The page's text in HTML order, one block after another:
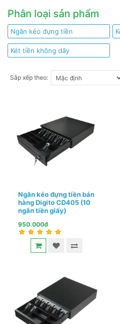
Phân loại sản phẩm
Ngăn kéo đựng tiền
Két tiền không dây
Sắp xếp theo:
Ngăn kéo đựng tiền bán
hàng Digito CD405 (10
ngăn tiền giấy)
950.000đ